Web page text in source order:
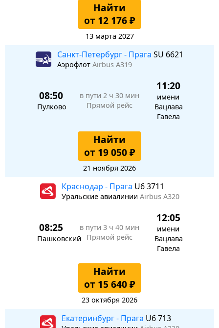
Найти
от 12 176 ₽
13 марта 2027
Санкт-Петербург - Прага SU 6621
Аэрофлот Airbus A319
08:50
Пулково
в пути 2 ч 30 мин
Прямой рейс
11:20
имени
Вацлава
Гавела
Найти
от 19 050 ₽
21 ноября 2026
Краснодар - Прага U6 3711
Уральские авиалинии Airbus A320
08:25
Пашковский
в пути 3 ч 40 мин
Прямой рейс
12:05
имени
Вацлава
Гавела
Найти
от 15 640 ₽
23 октября 2026
Екатеринбург - Прага U6 713